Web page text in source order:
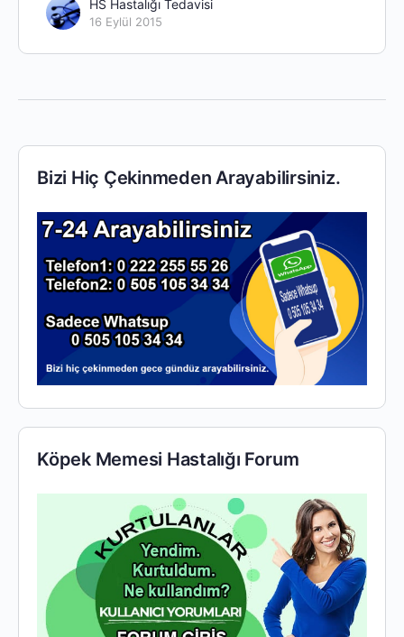
HS Hastalığı Tedavisi
16 Eylül 2015
Bizi Hiç Çekinmeden Arayabilirsiniz.
Köpek Memesi Hastalığı Forum